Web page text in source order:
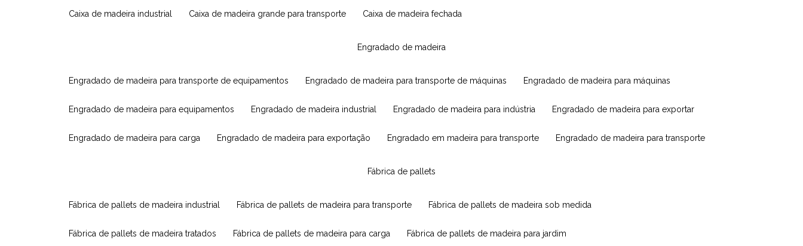
caixa de madeira industrial caixa de madeira grande para transporte caixa de madeira fechada
engradado de madeira
engradado de madeira para transporte de equipamentos engradado de madeira para transporte de máquinas engradado de madeira para máquinas
engradado de madeira para equipamentos engradado de madeira industrial engradado de madeira para indústria engradado de madeira para exportar
engradado de madeira para carga engradado de madeira para exportação engradado em madeira para transporte engradado de madeira para transporte
fábrica de pallets
fábrica de pallets de madeira industrial fábrica de pallets de madeira para transporte fábrica de pallets de madeira sob medida
fábrica de pallets de madeira tratados fábrica de pallets de madeira para carga fábrica de pallets de madeira para jardim